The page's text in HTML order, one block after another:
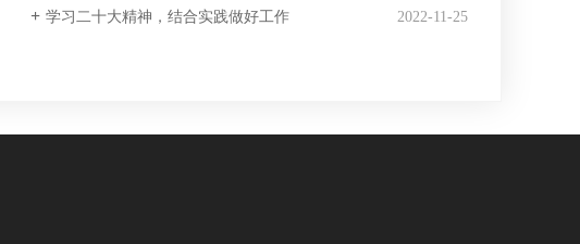
学习二十大精神，结合实践做好工作 2022-11-25